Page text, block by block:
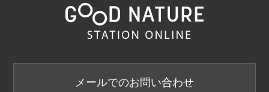
メールでのお問い合わせ